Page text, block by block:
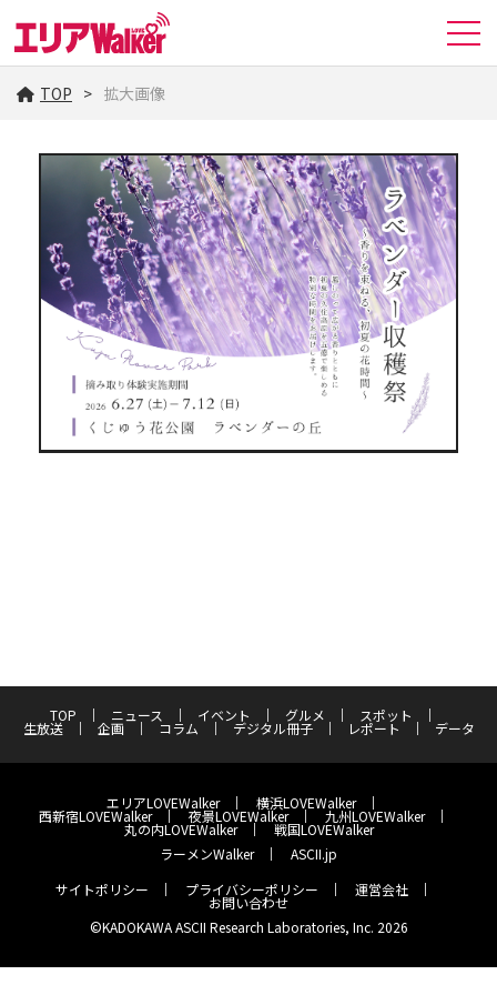
TOP 拡大画像
TOP ニュース イベント グルメ スポット
生放送 企画 コラム デジタル冊子 レポート データ
エリアLOVEWalker 横浜LOVEWalker
西新宿LOVEWalker 夜景LOVEWalker 九州LOVEWalker
丸の内LOVEWalker
戦国LOVEWalker
ラーメンWalker
ASCII.jp
サイトポリシー
プライバシーポリシー 運営会社
お問い合わせ
©KADOKAWA ASCII Research Laboratories, Inc. 2026